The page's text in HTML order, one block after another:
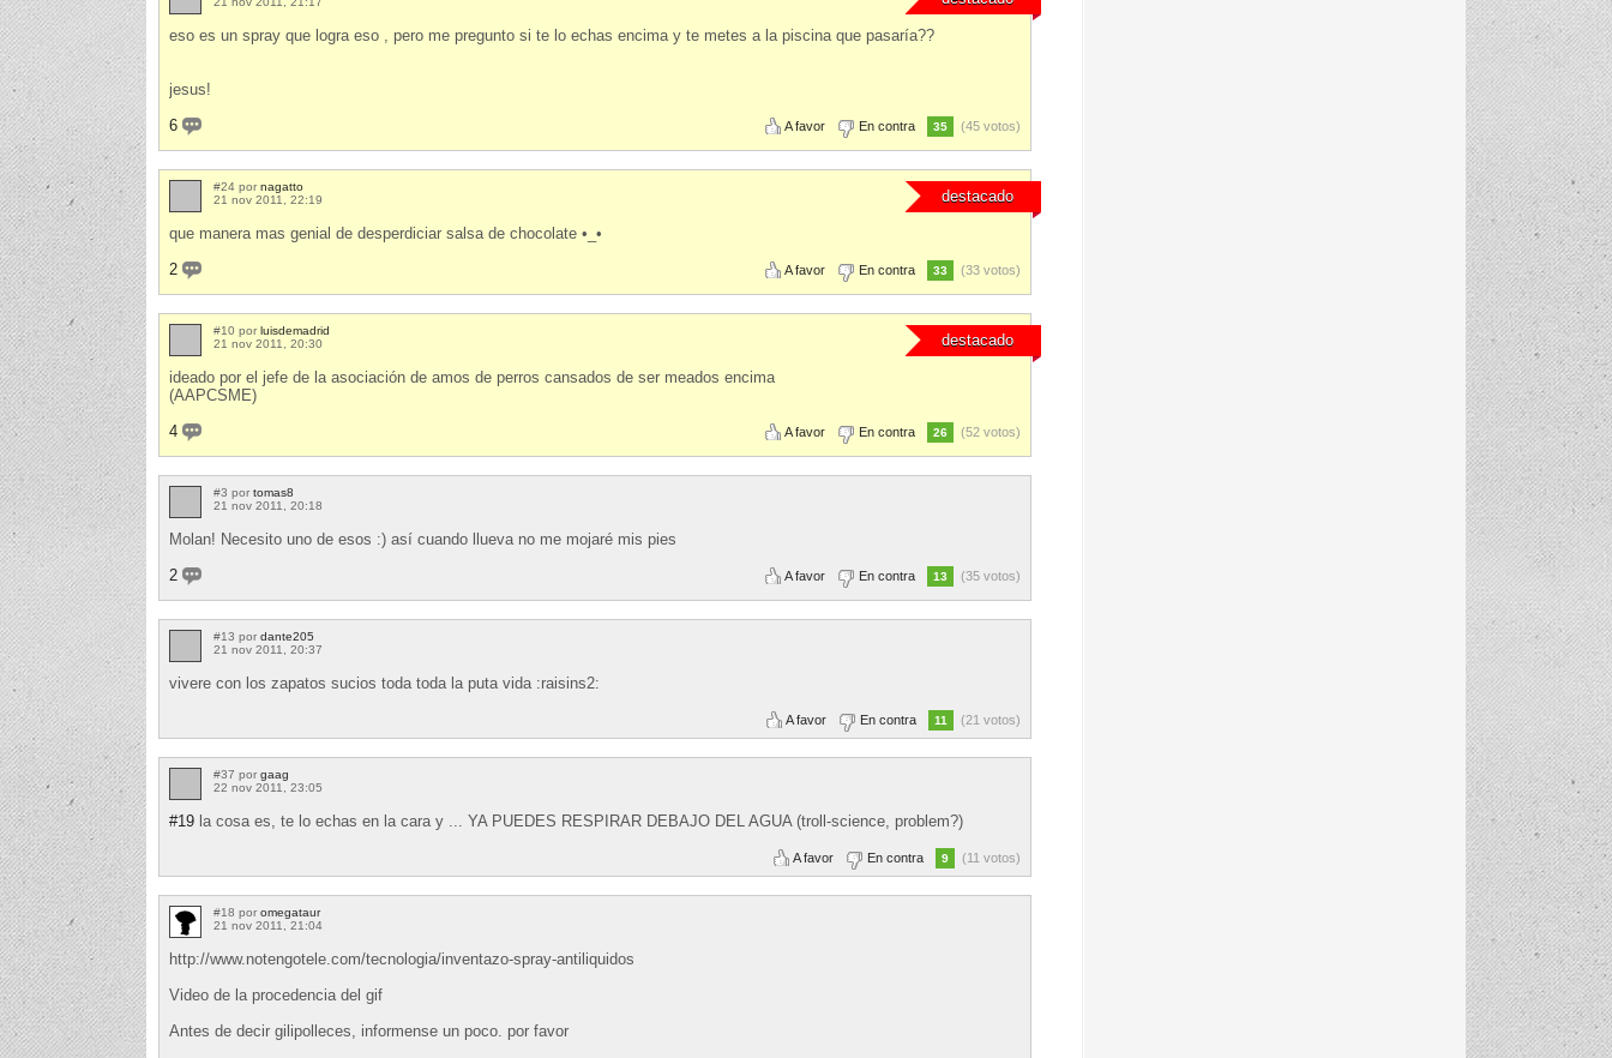
eso es un spray que logra eso , pero me pregunto si te lo echas encima y te metes a la piscina que pasaría??
jesus!
6
A favor En contra 35 (45 votos)
destacado
#24 por nagatto
21 nov 2011, 22:19
que manera mas genial de desperdiciar salsa de chocolate •_•
2
A favor En contra 33 (33 votos)
destacado
#10 por luisdemadrid
21 nov 2011, 20:30
ideado por el jefe de la asociación de amos de perros cansados de ser meados encima
(AAPCSME)
4
A favor En contra 26 (52 votos)
#3 por tomas8
21 nov 2011, 20:18
Molan! Necesito uno de esos :) así cuando llueva no me mojaré mis pies
2
A favor En contra 13 (35 votos)
#13 por dante205
21 nov 2011, 20:37
vivere con los zapatos sucios toda toda la puta vida :raisins2:
A favor En contra 11 (21 votos)
#37 por gaag
22 nov 2011, 23:05
#19 la cosa es, te lo echas en la cara y ... YA PUEDES RESPIRAR DEBAJO DEL AGUA (troll-science, problem?)
A favor En contra 9 (11 votos)
#18 por omegataur
21 nov 2011, 21:04
http://www.notengotele.com/tecnologia/inventazo-spray-antiliquidos
Video de la procedencia del gif
Antes de decir gilipolleces, informense un poco. por favor